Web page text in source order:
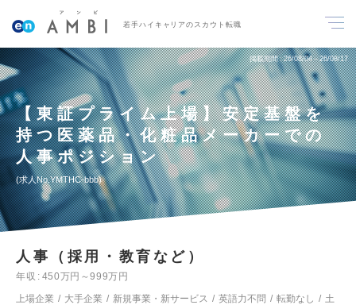
若手ハイキャリアのスカウト転職
掲載期間 26/08/04～26/08/17
【東証プライム上場】安定基盤を
持つ医薬品・化粧品メーカーでの
人事ポジション
求人No.YMTHC-bbb
人事（採用・教育など）
年収
450万円～999万円
上場企業
大手企業 新規事業・新サービス 英語力不問 転勤なし
土